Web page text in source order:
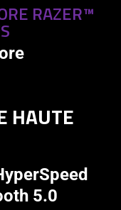
RAZER™
HAUTE
5.0